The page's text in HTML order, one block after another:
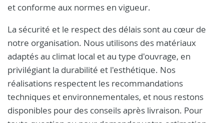
et conforme aux normes en vigueur.
La sécurité et le respect des délais sont au cœur de
notre organisation. Nous utilisons des matériaux
adaptés au climat local et au type d'ouvrage, en
privilégiant la durabilité et l'esthétique. Nos
réalisations respectent les recommandations
techniques et environnementales, et nous restons
disponibles pour des conseils après livraison. Pour